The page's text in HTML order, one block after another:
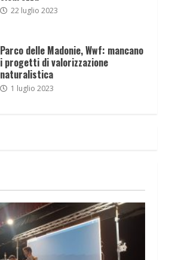
22 luglio 2023
Parco delle Madonie, Wwf: mancano
i progetti di valorizzazione
naturalistica
1 luglio 2023